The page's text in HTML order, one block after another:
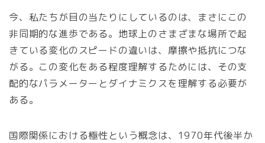
今、私たちが目の当たりにしているのは、まさにこの
非同期的な進歩である。地球上のさまざまな場所で起
きている変化のスピードの違いは、摩擦や抵抗につな
がる。この変化をある程度理解するためには、その支
配的なパラメーターとダイナミクスを理解する必要が
ある。
国際関係における極性という概念は、1970年代後半か